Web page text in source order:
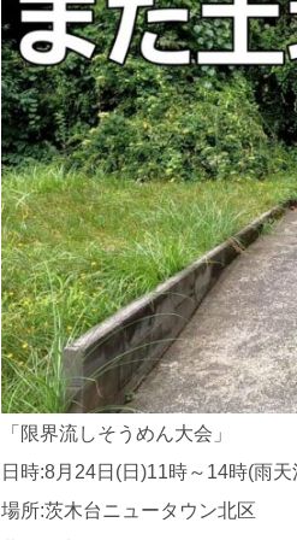
「限界流しそうめん大会」
日時:8月24日(日)11時～14時(雨天
場所:茨木台ニュータウン北区